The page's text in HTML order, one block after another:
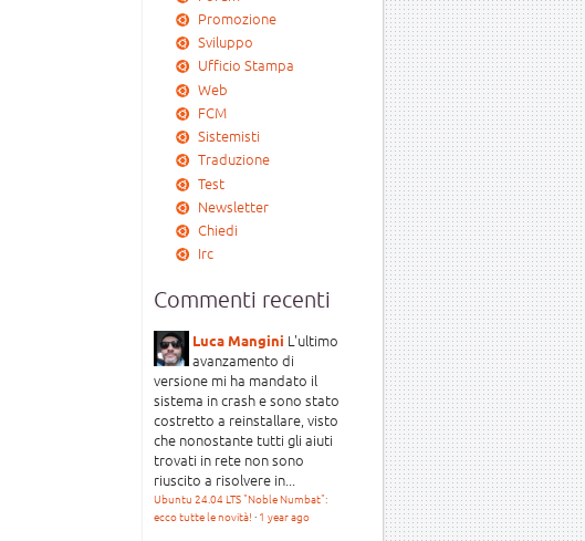
Promozione
Sviluppo
Ufficio Stampa
Web
FCM
Sistemisti
Traduzione
Test
Newsletter
Chiedi
Irc
Commenti recenti
Luca Mangini L'ultimo
avanzamento di
versione mi ha mandato il
sistema in crash e sono stato
costretto a reinstallare, visto
che nonostante tutti gli aiuti
trovati in rete non sono
riuscito a risolvere in...
Ubuntu 24.04 LTS "Noble Numbat":
ecco tutte le novità! · 1 year ago